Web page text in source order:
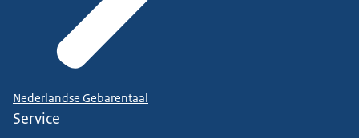
Nederlandse Gebarentaal
Service